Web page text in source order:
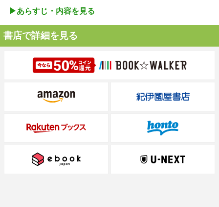
▶︎あらすじ・内容を見る
書店で詳細を見る